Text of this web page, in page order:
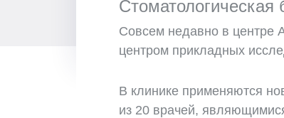
Совсем недавно в центре
центром прикладных
В клинике применяются
из 20 врачей,